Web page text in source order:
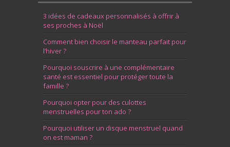
3 idées de cadeaux personnalisés à offrir à
ses proches à Noël
Comment bien choisir le manteau parfait pour
l’hiver ?
Pourquoi souscrire à une complémentaire
santé est essentiel pour protéger toute la
famille ?
Pourquoi opter pour des culottes
menstruelles pour ton ado ?
Pourquoi utiliser un disque menstruel quand
on est maman ?